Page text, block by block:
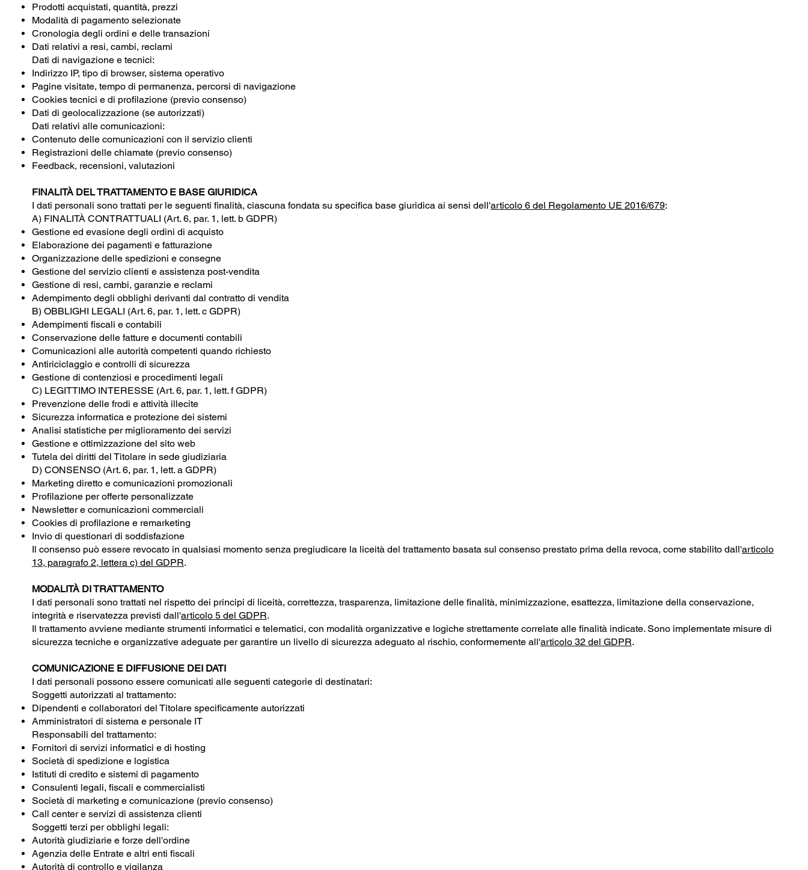
Prodotti acquistati, quantità, prezzi
Modalità di pagamento selezionate
Cronologia degli ordini e delle transazioni
Dati relativi a resi, cambi, reclami
Dati di navigazione e tecnici:
Indirizzo IP, tipo di browser, sistema operativo
Pagine visitate, tempo di permanenza, percorsi di navigazione
Cookies tecnici e di profilazione (previo consenso)
Dati di geolocalizzazione (se autorizzati)
Dati relativi alle comunicazioni:
Contenuto delle comunicazioni con il servizio clienti
Registrazioni delle chiamate (previo consenso)
Feedback, recensioni, valutazioni
FINALITÀ DEL TRATTAMENTO E BASE GIURIDICA
I dati personali sono trattati per le seguenti finalità, ciascuna fondata su specifica base giuridica ai sensi dell'articolo 6 del Regolamento UE 2016/679:
A) FINALITÀ CONTRATTUALI (Art. 6, par. 1, lett. b GDPR)
Gestione ed evasione degli ordini di acquisto
Elaborazione dei pagamenti e fatturazione
Organizzazione delle spedizioni e consegne
Gestione del servizio clienti e assistenza post-vendita
Gestione di resi, cambi, garanzie e reclami
Adempimento degli obblighi derivanti dal contratto di vendita
B) OBBLIGHI LEGALI (Art. 6, par. 1, lett. c GDPR)
Adempimenti fiscali e contabili
Conservazione delle fatture e documenti contabili
Comunicazioni alle autorità competenti quando richiesto
Antiriciclaggio e controlli di sicurezza
Gestione di contenziosi e procedimenti legali
C) LEGITTIMO INTERESSE (Art. 6, par. 1, lett. f GDPR)
Prevenzione delle frodi e attività illecite
Sicurezza informatica e protezione dei sistemi
Analisi statistiche per miglioramento dei servizi
Gestione e ottimizzazione del sito web
Tutela dei diritti del Titolare in sede giudiziaria
D) CONSENSO (Art. 6, par. 1, lett. a GDPR)
Marketing diretto e comunicazioni promozionali
Profilazione per offerte personalizzate
Newsletter e comunicazioni commerciali
Cookies di profilazione e remarketing
Invio di questionari di soddisfazione
Il consenso può essere revocato in qualsiasi momento senza pregiudicare la liceità del trattamento basata sul consenso prestato prima della revoca, come stabilito dall'articolo
13, paragrafo 2, lettera c) del GDPR.
MODALITÀ DI TRATTAMENTO
I dati personali sono trattati nel rispetto dei principi di liceità, correttezza, trasparenza, limitazione delle finalità, minimizzazione, esattezza, limitazione della conservazione,
integrità e riservatezza previsti dall'articolo 5 del GDPR.
Il trattamento avviene mediante strumenti informatici e telematici, con modalità organizzative e logiche strettamente correlate alle finalità indicate. Sono implementate misure di
sicurezza tecniche e organizzative adeguate per garantire un livello di sicurezza adeguato al rischio, conformemente all'articolo 32 del GDPR.
COMUNICAZIONE E DIFFUSIONE DEI DATI
I dati personali possono essere comunicati alle seguenti categorie di destinatari:
Soggetti autorizzati al trattamento:
Dipendenti e collaboratori del Titolare specificamente autorizzati
Amministratori di sistema e personale IT
Responsabili del trattamento:
Fornitori di servizi informatici e di hosting
Società di spedizione e logistica
Istituti di credito e sistemi di pagamento
Consulenti legali, fiscali e commercialisti
Società di marketing e comunicazione (previo consenso)
Call center e servizi di assistenza clienti
Soggetti terzi per obblighi legali:
Autorità giudiziarie e forze dell'ordine
Agenzia delle Entrate e altri enti fiscali
Autorità di controllo e vigilanza